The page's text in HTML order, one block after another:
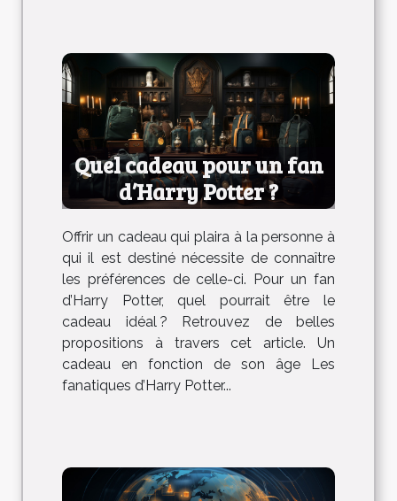
Quel cadeau pour un fan
d’Harry Potter ?
Offrir un cadeau qui plaira à la personne à
qui il est destiné nécessite de connaître
les préférences de celle-ci. Pour un fan
d’Harry Potter, quel pourrait être le
cadeau idéal ? Retrouvez de belles
propositions à travers cet article. Un
cadeau en fonction de son âge Les
fanatiques d’Harry Potter...